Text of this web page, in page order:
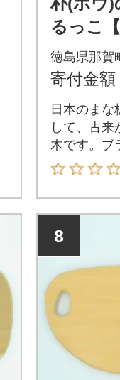
るっこ
徳島県那賀
寄付金額
日本のまな
して、古来
木です。ブ
わってみて
8